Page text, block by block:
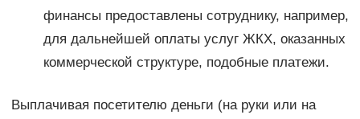
финансы предоставлены сотруднику, например,
для дальнейшей оплаты услуг ЖКХ, оказанных
коммерческой структуре, подобные платежи.
Выплачивая посетителю деньги (на руки или на